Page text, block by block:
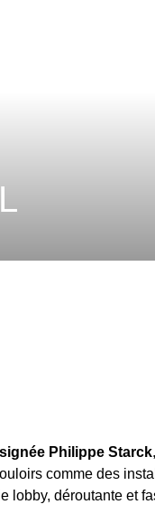
Philippe Starck
comme des
lobby, déroutante et